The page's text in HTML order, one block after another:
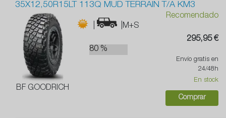
35X12,50R15LT 113Q MUD TERRAIN T/A KM3
BF GOODRICH
| |M+S
80 %
Recomendado
295,95 €
Envío gratis en
24/48h
En stock
Comprar